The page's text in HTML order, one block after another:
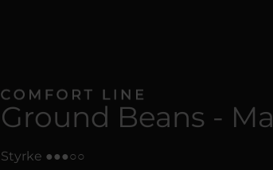
Ground Beans -
Styrke ●●●○○